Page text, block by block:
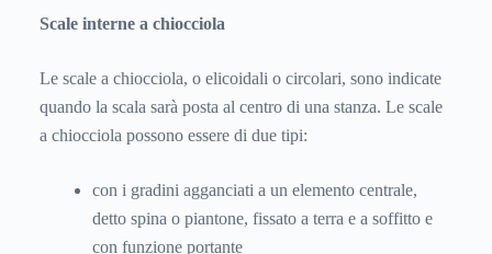
Scale interne a chiocciola
Le scale a chiocciola, o elicoidali o circolari, sono indicate
quando la scala sarà posta al centro di una stanza. Le scale
a chiocciola possono essere di due tipi:
con i gradini agganciati a un elemento centrale,
detto spina o piantone, fissato a terra e a soffitto e
con funzione portante